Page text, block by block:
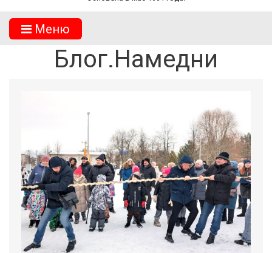
Mеню
Блог.Намедни